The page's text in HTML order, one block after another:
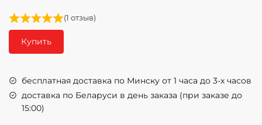
(1 отзыв)
Купить
бесплатная доставка по Минску от 1 часа до 3-х часов
доставка по Беларуси в день заказа (при заказе до
15:00)